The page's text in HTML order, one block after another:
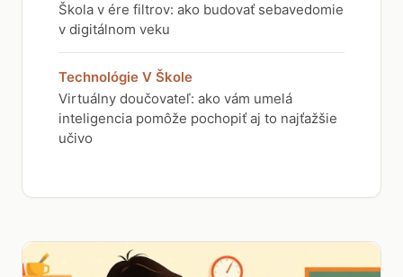
Škola v ére filtrov: ako budovať sebavedomie
v digitálnom veku
Technológie V Škole
Virtuálny doučovateľ: ako vám umelá
inteligencia pomôže pochopiť aj to najťažšie
učivo